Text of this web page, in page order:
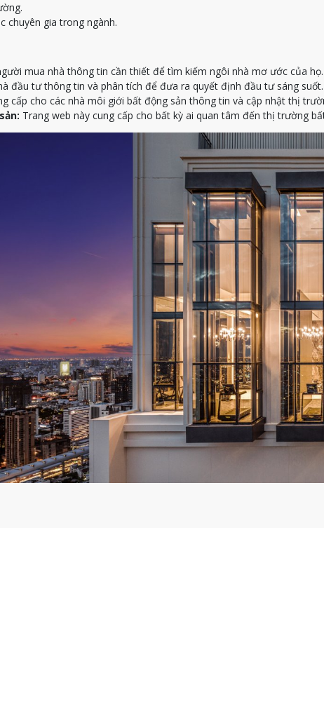
chuyên gia trong ngành.
mua nhà thông tin cần thiết để tìm kiếm ngôi nhà mơ ước của họ.
đầu tư thông tin và phân tích để đưa ra quyết định đầu tư sáng suốt.
cấp cho các nhà môi giới bất động sản thông tin và cập nhật thị
Trang web này cung cấp cho bất kỳ ai quan tâm đến thị trường